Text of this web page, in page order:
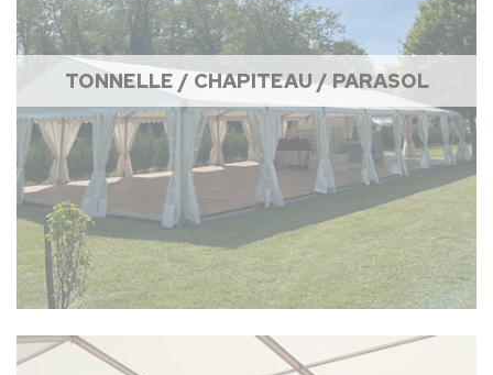
TONNELLE / CHAPITEAU / PARASOL